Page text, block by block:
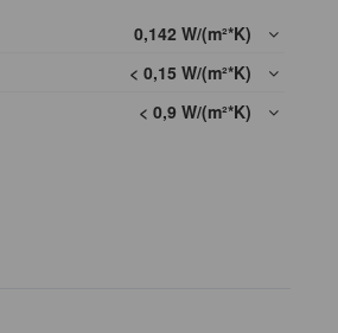
0,142 W/(m²*K)
< 0,15 W/(m²*K)
< 0,9 W/(m²*K)